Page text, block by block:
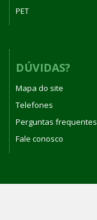
PET
DÚVIDAS?
Mapa do site
Telefones
Perguntas frequentes
Fale conosco